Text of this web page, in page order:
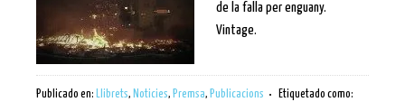
de la falla per enguany.
Vintage.
Publicado en: Llibrets, Noticies, Premsa, Publicacions
Etiquetado como: